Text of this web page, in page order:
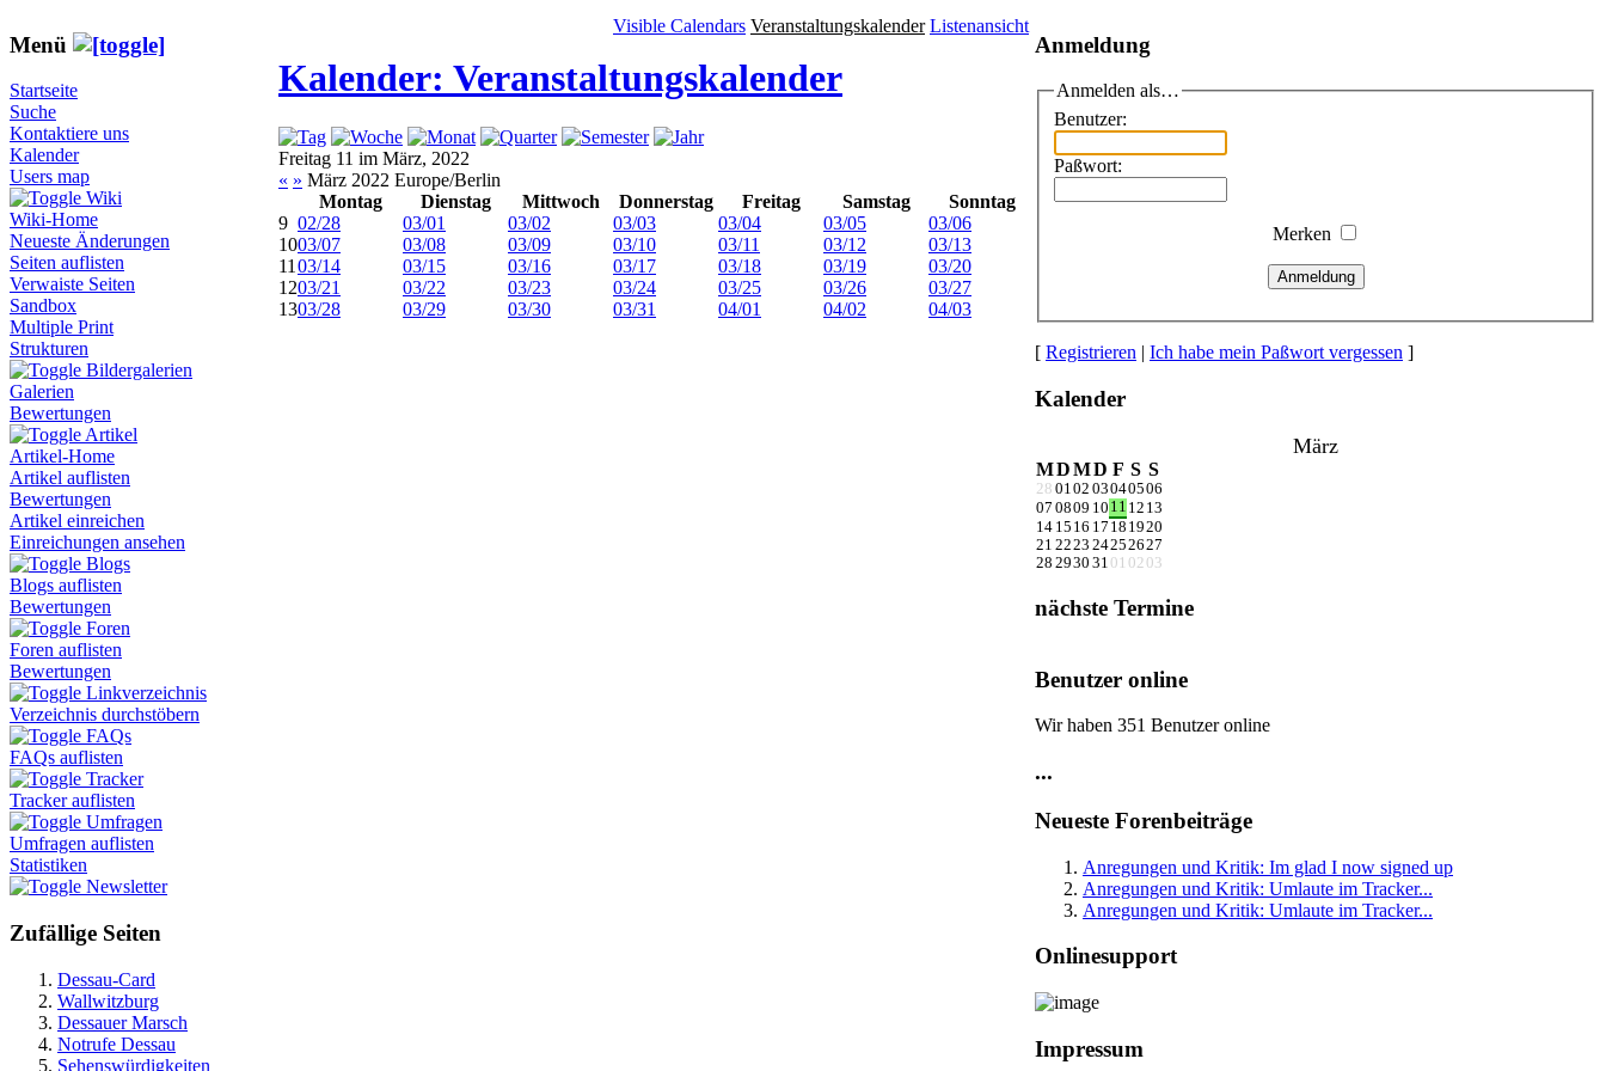
Menü
Startseite
Suche
Kontaktiere uns
Kalender
Users map
Wiki
Wiki-Home
Neueste Änderungen
Seiten auflisten
Verwaiste Seiten
Sandbox
Multiple Print
Strukturen
Bildergalerien
Galerien
Bewertungen
Artikel
Artikel-Home
Artikel auflisten
Bewertungen
Artikel einreichen
Einreichungen ansehen
Blogs
Blogs auflisten
Bewertungen
Foren
Foren auflisten
Bewertungen
Linkverzeichnis
Verzeichnis durchstöbern
FAQs
FAQs auflisten
Tracker
Tracker auflisten
Umfragen
Umfragen auflisten
Statistiken
Newsletter
Zufällige Seiten
Dessau-Card
Wallwitzburg
Dessauer Marsch
Notrufe Dessau
Sehenswürdigkeiten
Visible Calendars Veranstaltungskalender Listenansicht
Kalender: Veranstaltungskalender
Freitag 11 im März, 2022
« » März 2022 Europe/Berlin
Montag
Dienstag Mittwoch Donnerstag Freitag Samstag
Sonntag
9 02/28 03/01 03/02 03/03 03/04 03/05
03/06
1003/07 03/08 03/09 03/10 03/11 03/12
03/13
11 03/14 03/15 03/16 03/17 03/18 03/19
03/20
1203/21 03/22 03/23 03/24 03/25 03/26
03/27
1303/28 03/29 03/30 03/31 04/01 04/02 04/03
Anmeldung
Anmelden als…
Benutzer:
Paßwort:
Merken
Anmeldung
[ Registrieren | Ich habe mein Paßwort vergessen ]
Kalender
März
MDMD F S S
28 0102 03040506
07 0809 10 11 12 13
14 15 16 17 18 1920
21 2223 24252627
28 2930 31 01 02 03
nächste Termine
Benutzer online
Wir haben 351 Benutzer online
...
Neueste Forenbeiträge
Anregungen und Kritik: Im glad I now signed up
Anregungen und Kritik: Umlaute im Tracker...
Anregungen und Kritik: Umlaute im Tracker...
Onlinesupport
Impressum